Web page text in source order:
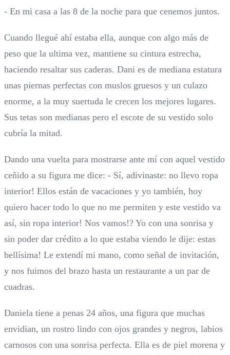
- En mi casa a las 8 de la noche para que cenemos juntos.
Cuando llegué ahí estaba ella, aunque con algo más de
peso que la ultima vez, mantiene su cintura estrecha,
haciendo resaltar sus caderas. Dani es de mediana estatura
unas piernas perfectas con muslos gruesos y un culazo
enorme, a la muy suertuda le crecen los mejores lugares.
Sus tetas son medianas pero el escote de su vestido solo
cubría la mitad.
Dando una vuelta para mostrarse ante mí con aquel vestido
ceñido a su figura me dice: - Sí, adivinaste: no llevo ropa
interior! Ellos están de vacaciones y yo también, hoy
quiero hacer todo lo que no me permiten y este vestido va
así, sin ropa interior! Nos vamos!? Yo con una sonrisa y
sin poder dar crédito a lo que estaba viendo le dije: estas
bellísima! Le extendí mi mano, como señal de invitación,
y nos fuimos del brazo hasta un restaurante a un par de
cuadras.
Daniela tiene a penas 24 años, una figura que muchas
envidian, un rostro lindo con ojos grandes y negros, labios
carnosos con una sonrisa perfecta. Ella es de piel morena y